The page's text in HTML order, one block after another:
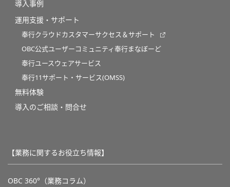
導入事例
運用支援・サポート
奉行クラウドカスタマーサクセス＆サポート
OBC公式ユーザーコミュニティ奉行まなぼーど
奉行ユースウェアサービス
奉行11サポート・サービス(OMSS)
無料体験
導入のご相談・問合せ
【業務に関するお役立ち情報】
OBC 360°（業務コラム）